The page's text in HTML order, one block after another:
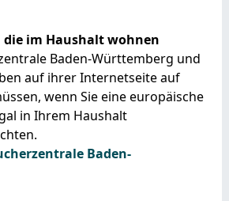
im Haushalt wohnen
Baden-Württemberg und
auf ihrer Internetseite auf
wenn Sie eine europäische
in Ihrem Haushalt
Baden-